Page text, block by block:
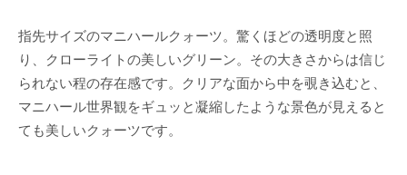
指先サイズのマニハールクォーツ。驚くほどの透明度と照
り、クローライトの美しいグリーン。その大きさからは信じ
られない程の存在感です。クリアな面から中を覗き込むと、
マニハール世界観をギュッと凝縮したような景色が見えると
ても美しいクォーツです。